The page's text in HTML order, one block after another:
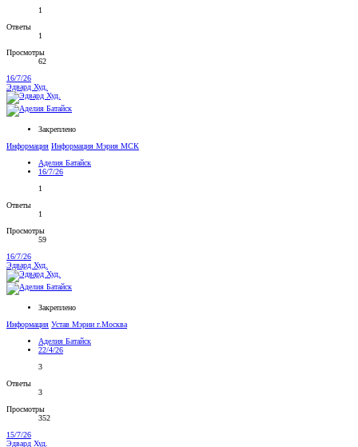
1
Ответы
1
Просмотры
62
16/7/26
Эдвард Худ.
Закреплено
Информация Информация Мэрия МСК
Аделия Батайск
16/7/26
1
Ответы
1
Просмотры
59
16/7/26
Эдвард Худ.
Закреплено
Информация Устав Мэрии г.Москва
Аделия Батайск
22/4/26
3
Ответы
3
Просмотры
352
15/7/26
Эдвард Худ.